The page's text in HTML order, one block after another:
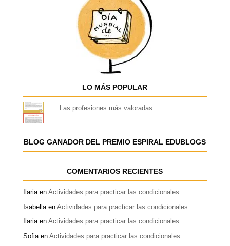
LO MÁS POPULAR
Las profesiones más valoradas
BLOG GANADOR DEL PREMIO ESPIRAL EDUBLOGS
COMENTARIOS RECIENTES
Ilariaen Actividades para practicar las condicionales
Isabellaen Actividades para practicar las condicionales
Ilariaen Actividades para practicar las condicionales
Sofiaen Actividades para practicar las condicionales